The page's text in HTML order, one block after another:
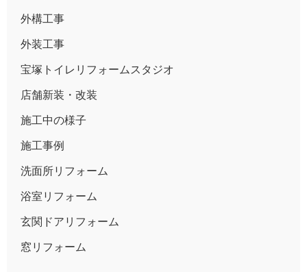
外構工事
外装工事
宝塚トイレリフォームスタジオ
店舗新装・改装
施工中の様子
施工事例
洗面所リフォーム
浴室リフォーム
玄関ドアリフォーム
窓リフォーム